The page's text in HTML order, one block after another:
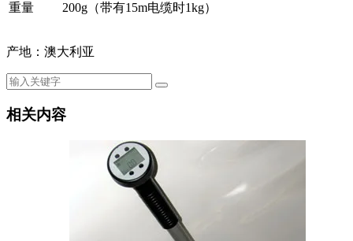
重量 200g（带有15m电缆时1kg）
产地：澳大利亚
相关内容